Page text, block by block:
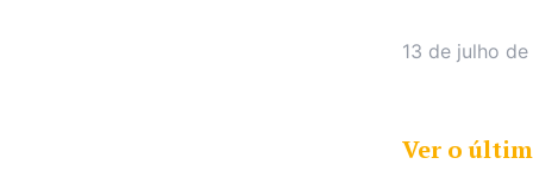
13 de julho
Ver o